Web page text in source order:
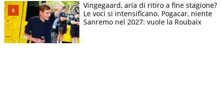
Vingegaard, aria di ritiro a fine stagione?
Le voci si intensificano. Pogacar, niente
Sanremo nel 2027: vuole la Roubaix